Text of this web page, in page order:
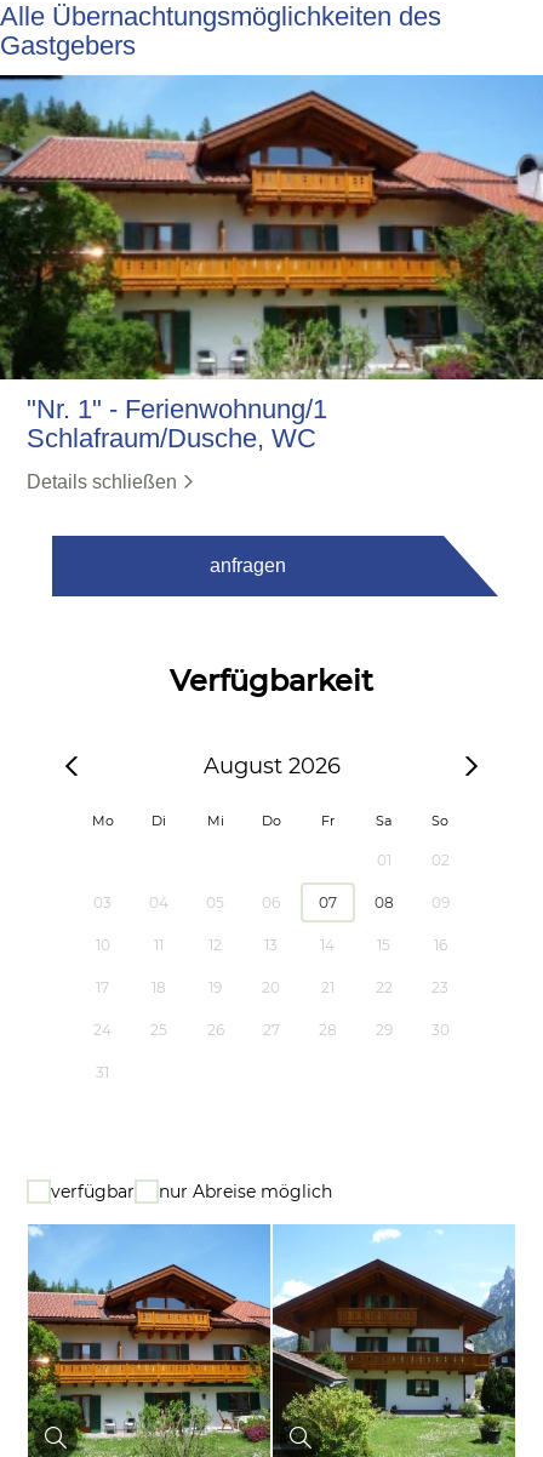
Alle Übernachtungsmöglichkeiten des
Gastgebers
"Nr. 1" - Ferienwohnung/1
Schlafraum/Dusche, WC
Details schließen
anfragen
Verfügbarkeit
August 2026
Mo Di Mi Do Fr Sa So
01 02
03 04 05 06 07 08 09
10 11 12 13 14 15 16
17 18 19 20 21 22 23
24 25 26 27 28 29 30
31
verfügbar nur Abreise möglich